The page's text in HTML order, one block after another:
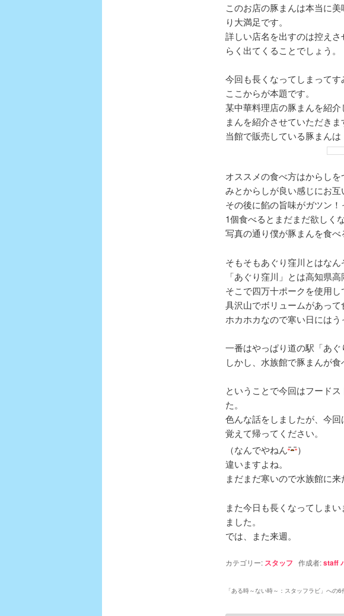
このお店の豚まんは本当に
り大満足です。
詳しい店名を出すのは控え
らく出てくることでしょう。
今回も長くなってしまってす
ここからが本題です。
某中華料理店の豚まんを紹
まんを紹介させていただきま
当館で販売している豚まんは
オススメの食べ方はからし
みとからしが良い感じにお互
その後に餡の旨味がガツン！
1個食べるとまだまだ欲しく
写真の通り僕が豚まんを食べ
そもそもあぐり窪川とはなん
「あぐり窪川」とは高知県
そこで四万十ポークを使用し
具沢山でボリュームがあって
ホカホカなので寒い日にはう
一番はやっぱり道の駅「あぐ
しかし、水族館で豚まんが
ということで今回はフード
た。
色んな話をしましたが、今
覚えて帰ってください。
（なんでやねん
）
違いますよね。
まだまだ寒いので水族館に
また今日も長くなってしま
ました。
では、また来週。
カテゴリー: スタッフ 作成者:staff
「ある時～ない時～：スタッフラビ」への6